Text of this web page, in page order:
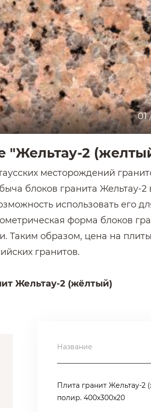
01
"Жельтау-2
месторождений
блоков гранита Жельтау-
использовать его
форма блоков
Таким образом, цена на
гранитов.
Жельтау-2 (жёлтый)
в облицовке без каких-либо
большом объёме
Название
Плита гранит Жельтау-2
полир. 400х300х20